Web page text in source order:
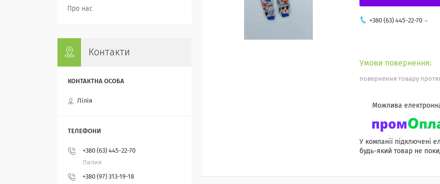
+380 (63) 445-22-70
повернення товару
У компанії підключені
будь-який товар не
Про нас
Контакти
Лілія
+380 (63) 445-22-70
Лилия
+380 (97) 313-19-18